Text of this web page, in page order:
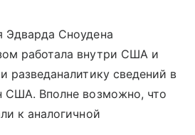
Сноудена
работала внутри США и
разведаналитику сведений в
США. Вполне возможно, что
к аналогичной